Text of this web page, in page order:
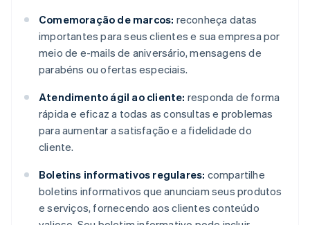
Comemoração de marcos: reconheça datas
importantes para seus clientes e sua empresa por
meio de e-mails de aniversário, mensagens de
parabéns ou ofertas especiais.
Atendimento ágil ao cliente: responda de forma
rápida e eficaz a todas as consultas e problemas
para aumentar a satisfação e a fidelidade do
cliente.
Boletins informativos regulares: compartilhe
boletins informativos que anunciam seus produtos
e serviços, fornecendo aos clientes conteúdo